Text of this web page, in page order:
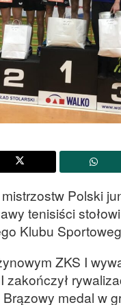
Polski
tenisiści stołowi
Klubu
ZKS I
zakończył
medal w